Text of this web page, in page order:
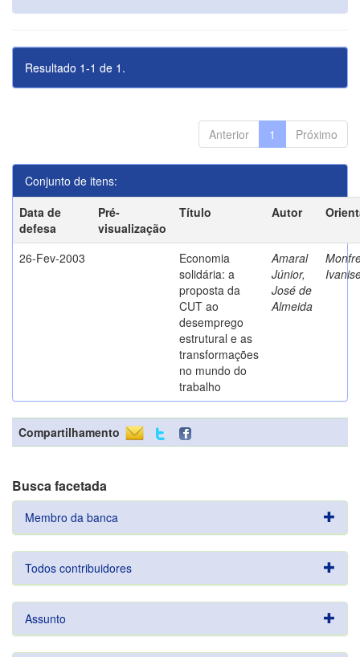
Resultado 1-1 de 1.
Anterior 1 Próximo
Conjunto de itens:
Data de
defesa
Pré-
visualização
Título Autor
26-Fev-2003
Economia
solidária: a
proposta da
CUT ao
desemprego
estrutural e as
transformações
no mundo do
trabalho
Amaral
Júnior,
José de
Almeida
Compartilhamento
Busca facetada
Membro da banca
Todos contribuidores
Assunto